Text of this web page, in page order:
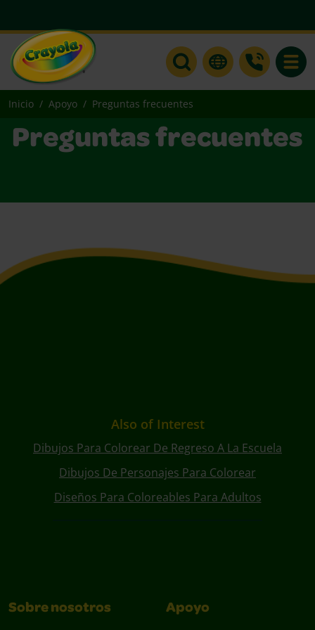
Inicio Apoyo Preguntas frecuentes
Preguntas frecuentes
Also of Interest
Dibujos Para Colorear De Regreso A La Escuela
Dibujos De Personajes Para Colorear
Diseños Para Coloreables Para Adultos
Sobre nosotros Apoyo